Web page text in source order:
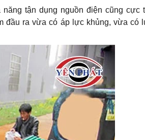
tận dụng nguồn điện cũng cực
đầu ra vừa có áp lực khủng, vừa có